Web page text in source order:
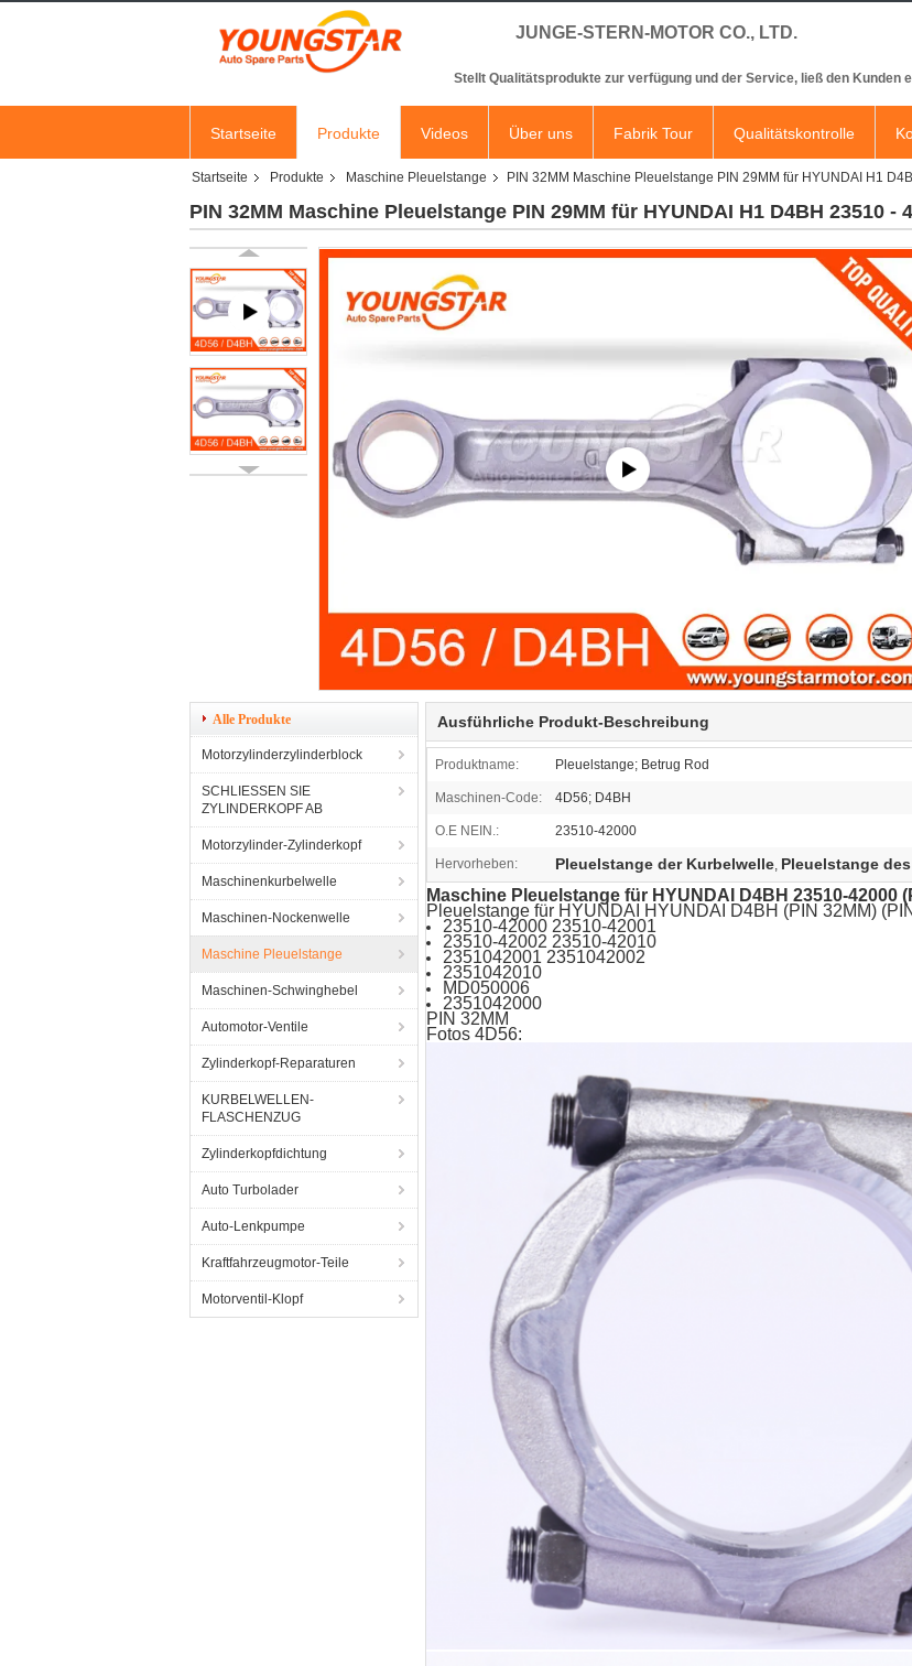
JUNGE-STERN-MOTOR CO., LTD.
Stellt Qualitätsprodukte zur verfügung und der Service, ließ den Kunden
Startseite Produkte Videos Über uns Fabrik Tour Qualitätskontrolle
Startseite Produkte Maschine Pleuelstange PIN 32MM Maschine Pleuelstange PIN 29MM für HYUNDAI H1
PIN 32MM Maschine Pleuelstange PIN 29MM für HYUNDAI H1 D4BH 23510 -
Alle Produkte
Motorzylinderzylinderblock
SCHLIESSEN SIE
ZYLINDERKOPF AB
Motorzylinder-Zylinderkopf
Maschinenkurbelwelle
Maschinen-Nockenwelle
Maschine Pleuelstange
Maschinen-Schwinghebel
Automotor-Ventile
Zylinderkopf-Reparaturen
KURBELWELLEN-
FLASCHENZUG
Zylinderkopfdichtung
Auto Turbolader
Auto-Lenkpumpe
Kraftfahrzeugmotor-Teile
Motorventil-Klopf
Ausführliche Produkt-Beschreibung
Produktname: Pleuelstange; Betrug Rod
Maschinen-Code: 4D56; D4BH
O.E NEIN.: 23510-42000
Hervorheben: Pleuelstange der Kurbelwelle, Pleuelstange
Maschine Pleuelstange für HYUNDAI D4BH 23510-42000
Pleuelstange für HYUNDAI HYUNDAI D4BH (PIN 32MM)
23510-42000 23510-42001
23510-42002 23510-42010
2351042001 2351042002
2351042010
MD050006
2351042000
PIN 32MM
Fotos 4D56: